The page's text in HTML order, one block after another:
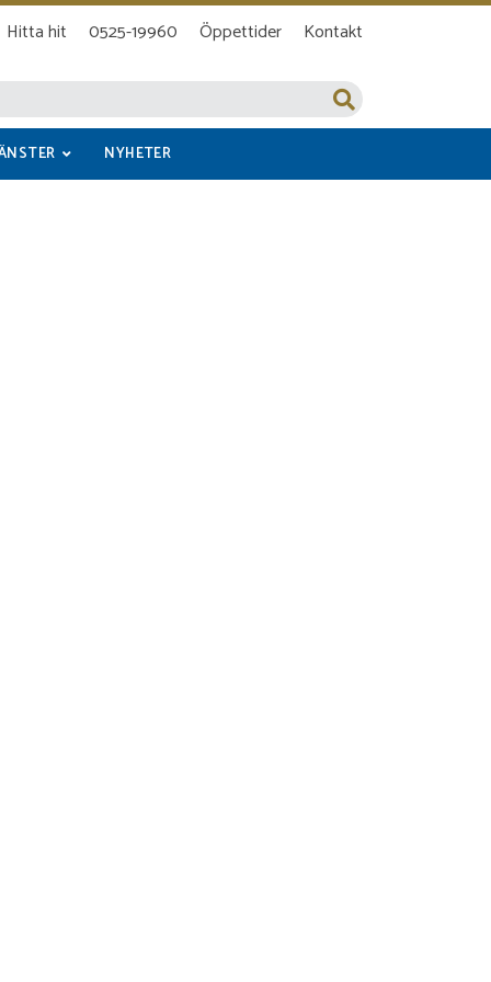
Hitta hit 0525-19960 Öppettider Kontakt
NYHETER